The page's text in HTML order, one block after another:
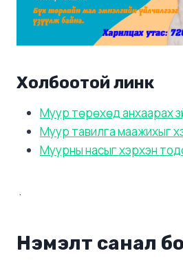
Холбоотой линк
Муур төрөхөд анхаарах
Муур тавилга маажихыг
Муурны насыг хэрхэн
.
Нэмэлт санал